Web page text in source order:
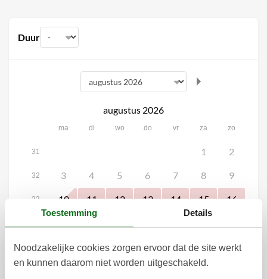
Duur
augustus 2026
ma di wo do vr za zo
31 1 2
32 3 4 5 6 7 8 9
33 10 11 12 13 14 15 16
35 24 25 26 27 28 29 30
Toestemming Details
Noodzakelijke cookies zorgen ervoor dat de site werkt
en kunnen daarom niet worden uitgeschakeld.